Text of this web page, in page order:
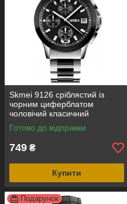
Skmei 9126 сріблястий із
чорним циферблатом
чоловічий класичний
годинник
Готово до відправки
749 ₴
Купити
Подарунок